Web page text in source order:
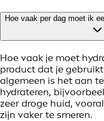
Hoe vaak per dag moet ik
Hoe vaak je moet
product dat je
algemeen is het aan
hydrateren,
zeer droge huid,
zijn vaker te smeren.